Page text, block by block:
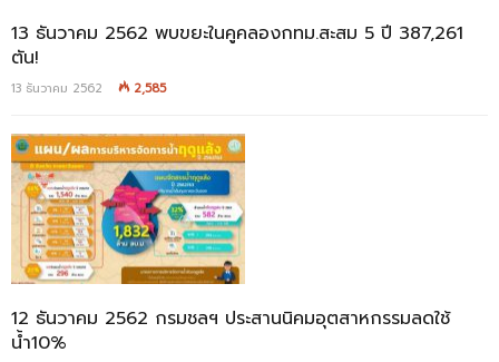
13 ธันวาคม 2562 พบขยะในคูคลองกทม.สะสม 5 ปี 387,261
ตัน!
13 ธันวาคม 2562 2,585
12 ธันวาคม 2562 กรมชลฯ ประสานนิคมอุตสาหกรรมลดใช้
น้ำ10%